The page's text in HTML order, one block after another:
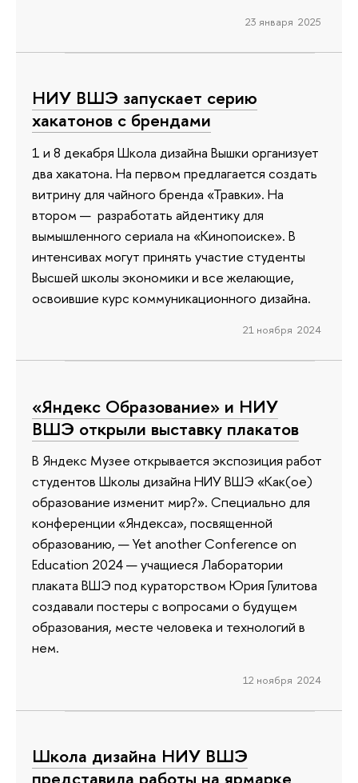
23 января 2025
НИУ ВШЭ запускает серию
хакатонов с брендами
1 и 8 декабря Школа дизайна Вышки организует
два хакатона. На первом предлагается создать
витрину для чайного бренда «Травки». На
втором — разработать айдентику для
вымышленного сериала на «Кинопоиске». В
интенсивах могут принять участие студенты
Высшей школы экономики и все желающие,
освоившие курс коммуникационного дизайна.
21 ноября 2024
«Яндекс Образование» и НИУ
ВШЭ открыли выставку плакатов
В Яндекс Музее открывается экспозиция работ
студентов Школы дизайна НИУ ВШЭ «Как(ое)
образование изменит мир?». Специально для
конференции «Яндекса», посвященной
образованию, — Yet another Conference on
Education 2024 — учащиеся Лаборатории
плаката ВШЭ под кураторством Юрия Гулитова
создавали постеры с вопросами о будущем
образования, месте человека и технологий в
нем.
12 ноября 2024
Школа дизайна НИУ ВШЭ